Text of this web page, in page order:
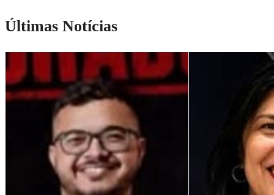
Últimas Notícias